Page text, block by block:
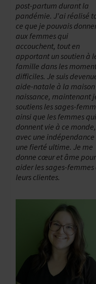
post-partum durant la
pandémie. J'ai réalisé
ce que je pouvais
aux femmes qui
accouchent, tout en
apportant un soutien à
famille dans les
difficiles. Je suis
aide-natale à la maison
naissance, maintenant
soutiens les sages-
ainsi que les femmes qui
donnent vie à ce monde,
avec une
une fierté ultime. Je me
donne cœur et âme pour
aider les sages-femmes
leurs clientes.